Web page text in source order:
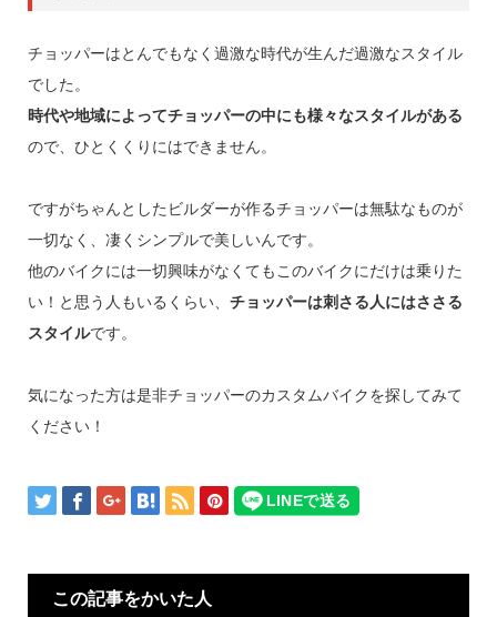
チョッパーはとんでもなく過激な時代が生んだ過激なスタイル
でした。
時代や地域によってチョッパーの中にも様々なスタイルがある
ので、ひとくくりにはできません。
ですがちゃんとしたビルダーが作るチョッパーは無駄なものが
一切なく、凄くシンプルで美しいんです。
他のバイクには一切興味がなくてもこのバイクにだけは乗りた
い！と思う人もいるくらい、 チョッパーは刺さる人にはささる
スタイルです。
気になった方は是非チョッパーのカスタムバイクを探してみて
ください！
この記事をかいた人